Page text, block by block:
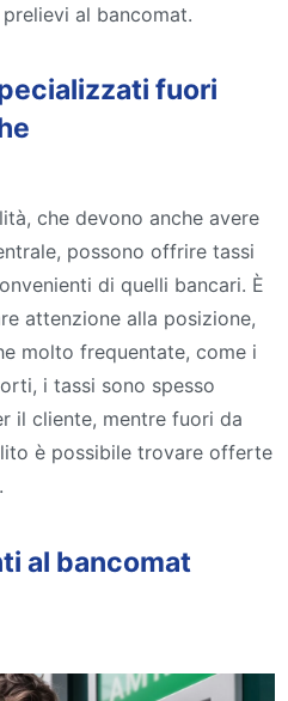
al bancomat.
fuori
che devono anche avere
possono offrire tassi
di quelli bancari. È
attenzione alla posizione,
molto frequentate, come i
i tassi sono spesso
il cliente, mentre fuori da
è possibile trovare offerte
al bancomat